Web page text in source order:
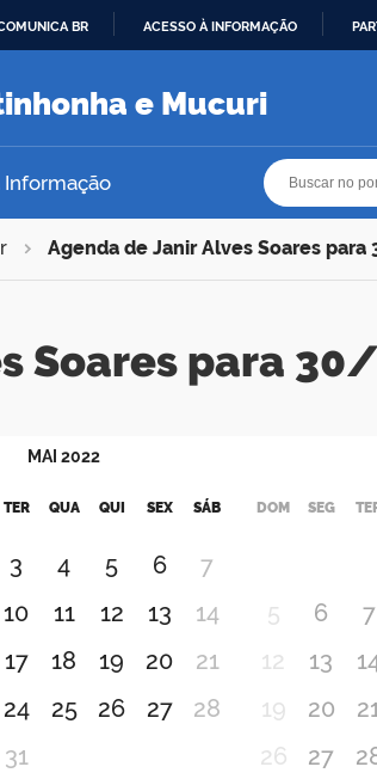
O
BR ACESSO À INFORMAÇÃO
e Mucuri
Informação
Agenda de Janir Alves Soares
Soares para
MAI 2022
TER QUA QUI SEX SÁB
3 4 5 6
7
10 11 12 13
14
17 18 19 20
21
24 25 26 27
28
31
DOM SEG
5
6 7
12
13
19
20
26
27